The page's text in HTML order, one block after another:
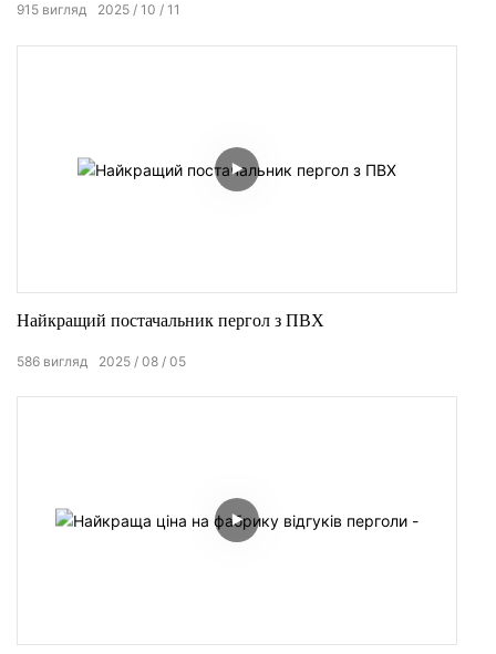
2025 10 11
915 вигляд
Найкращий постачальник пергол з ПВХ
2025 08 05
586 вигляд